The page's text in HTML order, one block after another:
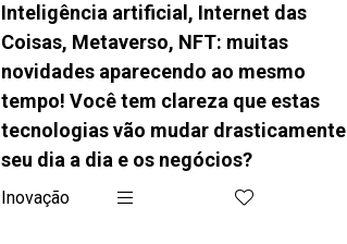
Inteligência artificial, Internet das
Coisas, Metaverso, NFT: muitas
novidades aparecendo ao mesmo
tempo! Você tem clareza que estas
tecnologias vão mudar drasticamente
seu dia a dia e os negócios?
Inovação